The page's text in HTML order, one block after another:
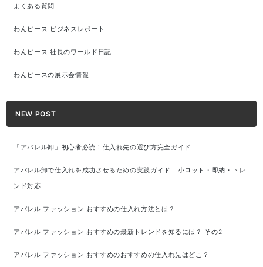
よくある質問
わんピース ビジネスレポート
わんピース 社長のワールド日記
わんピースの展示会情報
NEW POST
「アパレル卸」初心者必読！仕入れ先の選び方完全ガイド
アパレル卸で仕入れを成功させるための実践ガイド｜小ロット・即納・トレ
ンド対応
アパレル ファッション おすすめの仕入れ方法とは？
アパレル ファッション おすすめの最新トレンドを知るには？ その2
アパレル ファッション おすすめのおすすめの仕入れ先はどこ？